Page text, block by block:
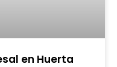
en Huerta